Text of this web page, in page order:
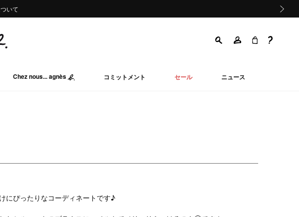
ついて
いて
ついて
Chez nous... agnès コミットメント セール ニュース
にぴったりなコーディネートです♪